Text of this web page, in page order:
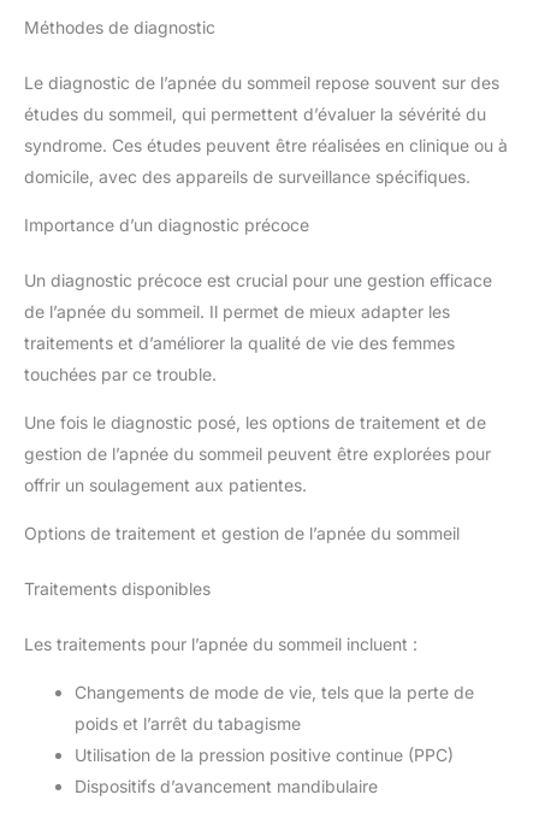
Méthodes de diagnostic
Le diagnostic de l’apnée du sommeil repose souvent sur des
études du sommeil, qui permettent d’évaluer la sévérité du
syndrome. Ces études peuvent être réalisées en clinique ou à
domicile, avec des appareils de surveillance spécifiques.
Importance d’un diagnostic précoce
Un diagnostic précoce est crucial pour une gestion efficace
de l’apnée du sommeil. Il permet de mieux adapter les
traitements et d’améliorer la qualité de vie des femmes
touchées par ce trouble.
Une fois le diagnostic posé, les options de traitement et de
gestion de l’apnée du sommeil peuvent être explorées pour
offrir un soulagement aux patientes.
Options de traitement et gestion de l’apnée du sommeil
Traitements disponibles
Les traitements pour l’apnée du sommeil incluent :
Changements de mode de vie, tels que la perte de
poids et l’arrêt du tabagisme
Utilisation de la pression positive continue (PPC)
Dispositifs d’avancement mandibulaire